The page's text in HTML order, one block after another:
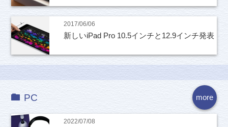
2017/06/06
新しいiPad Pro 10.5インチと12.9インチ発表
more
PC
2022/07/08